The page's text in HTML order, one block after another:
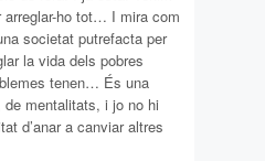
arreglar-ho tot… I mira com
societat putrefacta per
la vida dels pobres
tenen… És una
de mentalitats, i jo no hi
d’anar a canviar altres